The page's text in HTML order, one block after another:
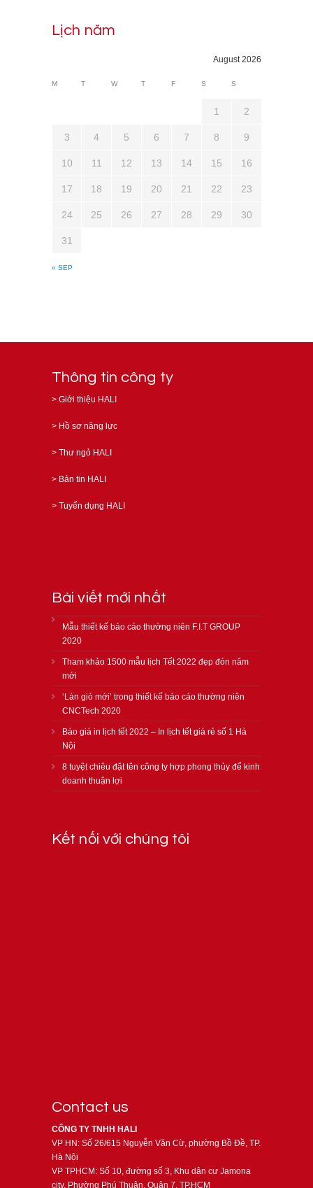
Lịch năm
August 2026
M T W T F S S
« SEP
1 2
3 4 5 6 7 8 9
10 11 12 13 14 15 16
17 18 19 20 21 22 23
24 25 26 27 28 29 30
31
Thông tin công ty
> Giới thiệu HALI
> Hồ sơ năng lực
> Thư ngỏ HALI
> Bản tin HALI
> Tuyển dụng HALI
Bài viết mới nhất
Mẫu thiết kế báo cáo thường niên F.I.T GROUP
2020
Tham khảo 1500 mẫu lịch Tết 2022 đẹp đón năm
mới
‘Làn gió mới’ trong thiết kế báo cáo thường niên
CNCTech 2020
Báo giá in lịch tết 2022 – In lịch tết giá rẻ số 1 Hà
Nội
8 tuyệt chiêu đặt tên công ty hợp phong thủy để kinh
doanh thuận lợi
Kết nối với chúng tôi
Contact us
CÔNG TY TNHH HALI
VP HN: Số 26/615 Nguyễn Văn Cừ, phường Bồ Đề, TP.
Hà Nội
VP TPHCM: Số 10, đường số 3, Khu dân cư Jamona
city, Phường Phú Thuận, Quận 7, TP.HCM